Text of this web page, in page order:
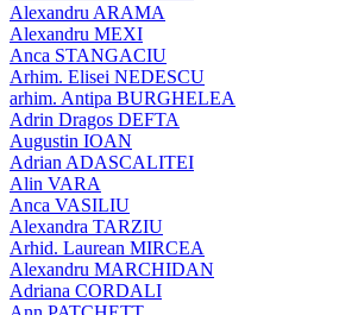
Alexandru ARAMA
Alexandru MEXI
Anca STANGACIU
Arhim. Elisei NEDESCU
arhim. Antipa BURGHELEA
Adrin Dragos DEFTA
Augustin IOAN
Adrian ADASCALITEI
Alin VARA
Anca VASILIU
Alexandra TARZIU
Arhid. Laurean MIRCEA
Alexandru MARCHIDAN
Adriana CORDALI